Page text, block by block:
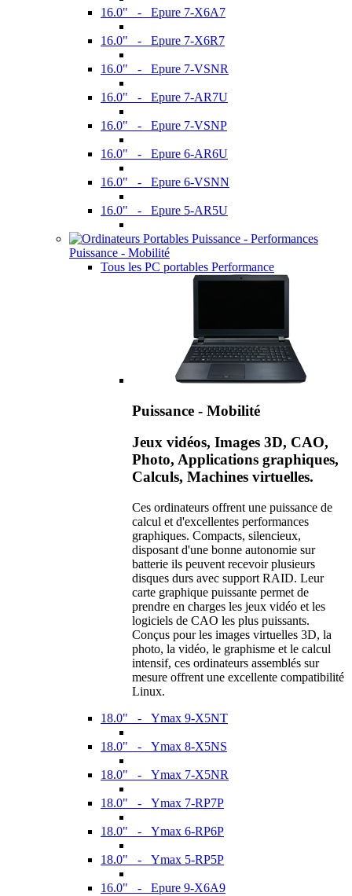
16.0" - Epure 7-X6A7
16.0" - Epure 7-X6R7
16.0" - Epure 7-VSNR
16.0" - Epure 7-AR7U
16.0" - Epure 7-VSNP
16.0" - Epure 6-AR6U
16.0" - Epure 6-VSNN
16.0" - Epure 5-AR5U
Puissance - Mobilité
Tous les PC portables Performance
Puissance - Mobilité
Jeux vidéos, Images 3D, CAO,
Photo, Applications graphiques,
Calculs, Machines virtuelles.
Ces ordinateurs offrent une puissance de
calcul et d'excellentes performances
graphiques. Compacts, silencieux,
disposant d'une bonne autonomie sur
batterie ils peuvent recevoir plusieurs
disques durs avec support RAID. Leur
carte graphique puissante permet de
prendre en charges les jeux vidéo et les
logiciels de CAO les plus puissants.
Conçus pour les images virtuelles 3D, la
photo, la vidéo, le graphisme et le calcul
intensif, ces ordinateurs assemblés sur
mesure offrent une excellente compatibilité
Linux.
18.0" - Ymax 9-X5NT
18.0" - Ymax 8-X5NS
18.0" - Ymax 7-X5NR
18.0" - Ymax 7-RP7P
18.0" - Ymax 6-RP6P
18.0" - Ymax 5-RP5P
16.0" - Epure 9-X6A9